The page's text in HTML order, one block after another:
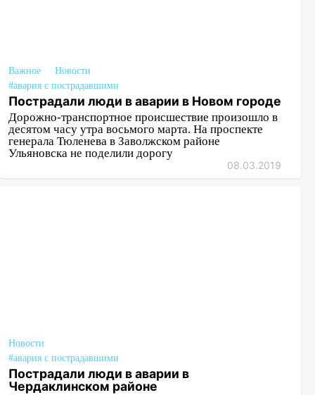
Важное
Новости
#авария с пострадавшими
Пострадали люди в аварии в Новом городе
Дорожно-транспортное происшествие произошло в
десятом часу утра восьмого марта. На проспекте
генерала Тюленева в Заволжском районе
Ульяновска не поделили дорогу
08.03.2019
Новости
#авария с пострадавшими
Пострадали люди в аварии в
Чердаклинском районе